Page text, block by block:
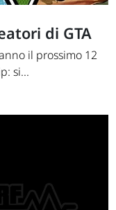
di GTA
il prossimo 12
si...